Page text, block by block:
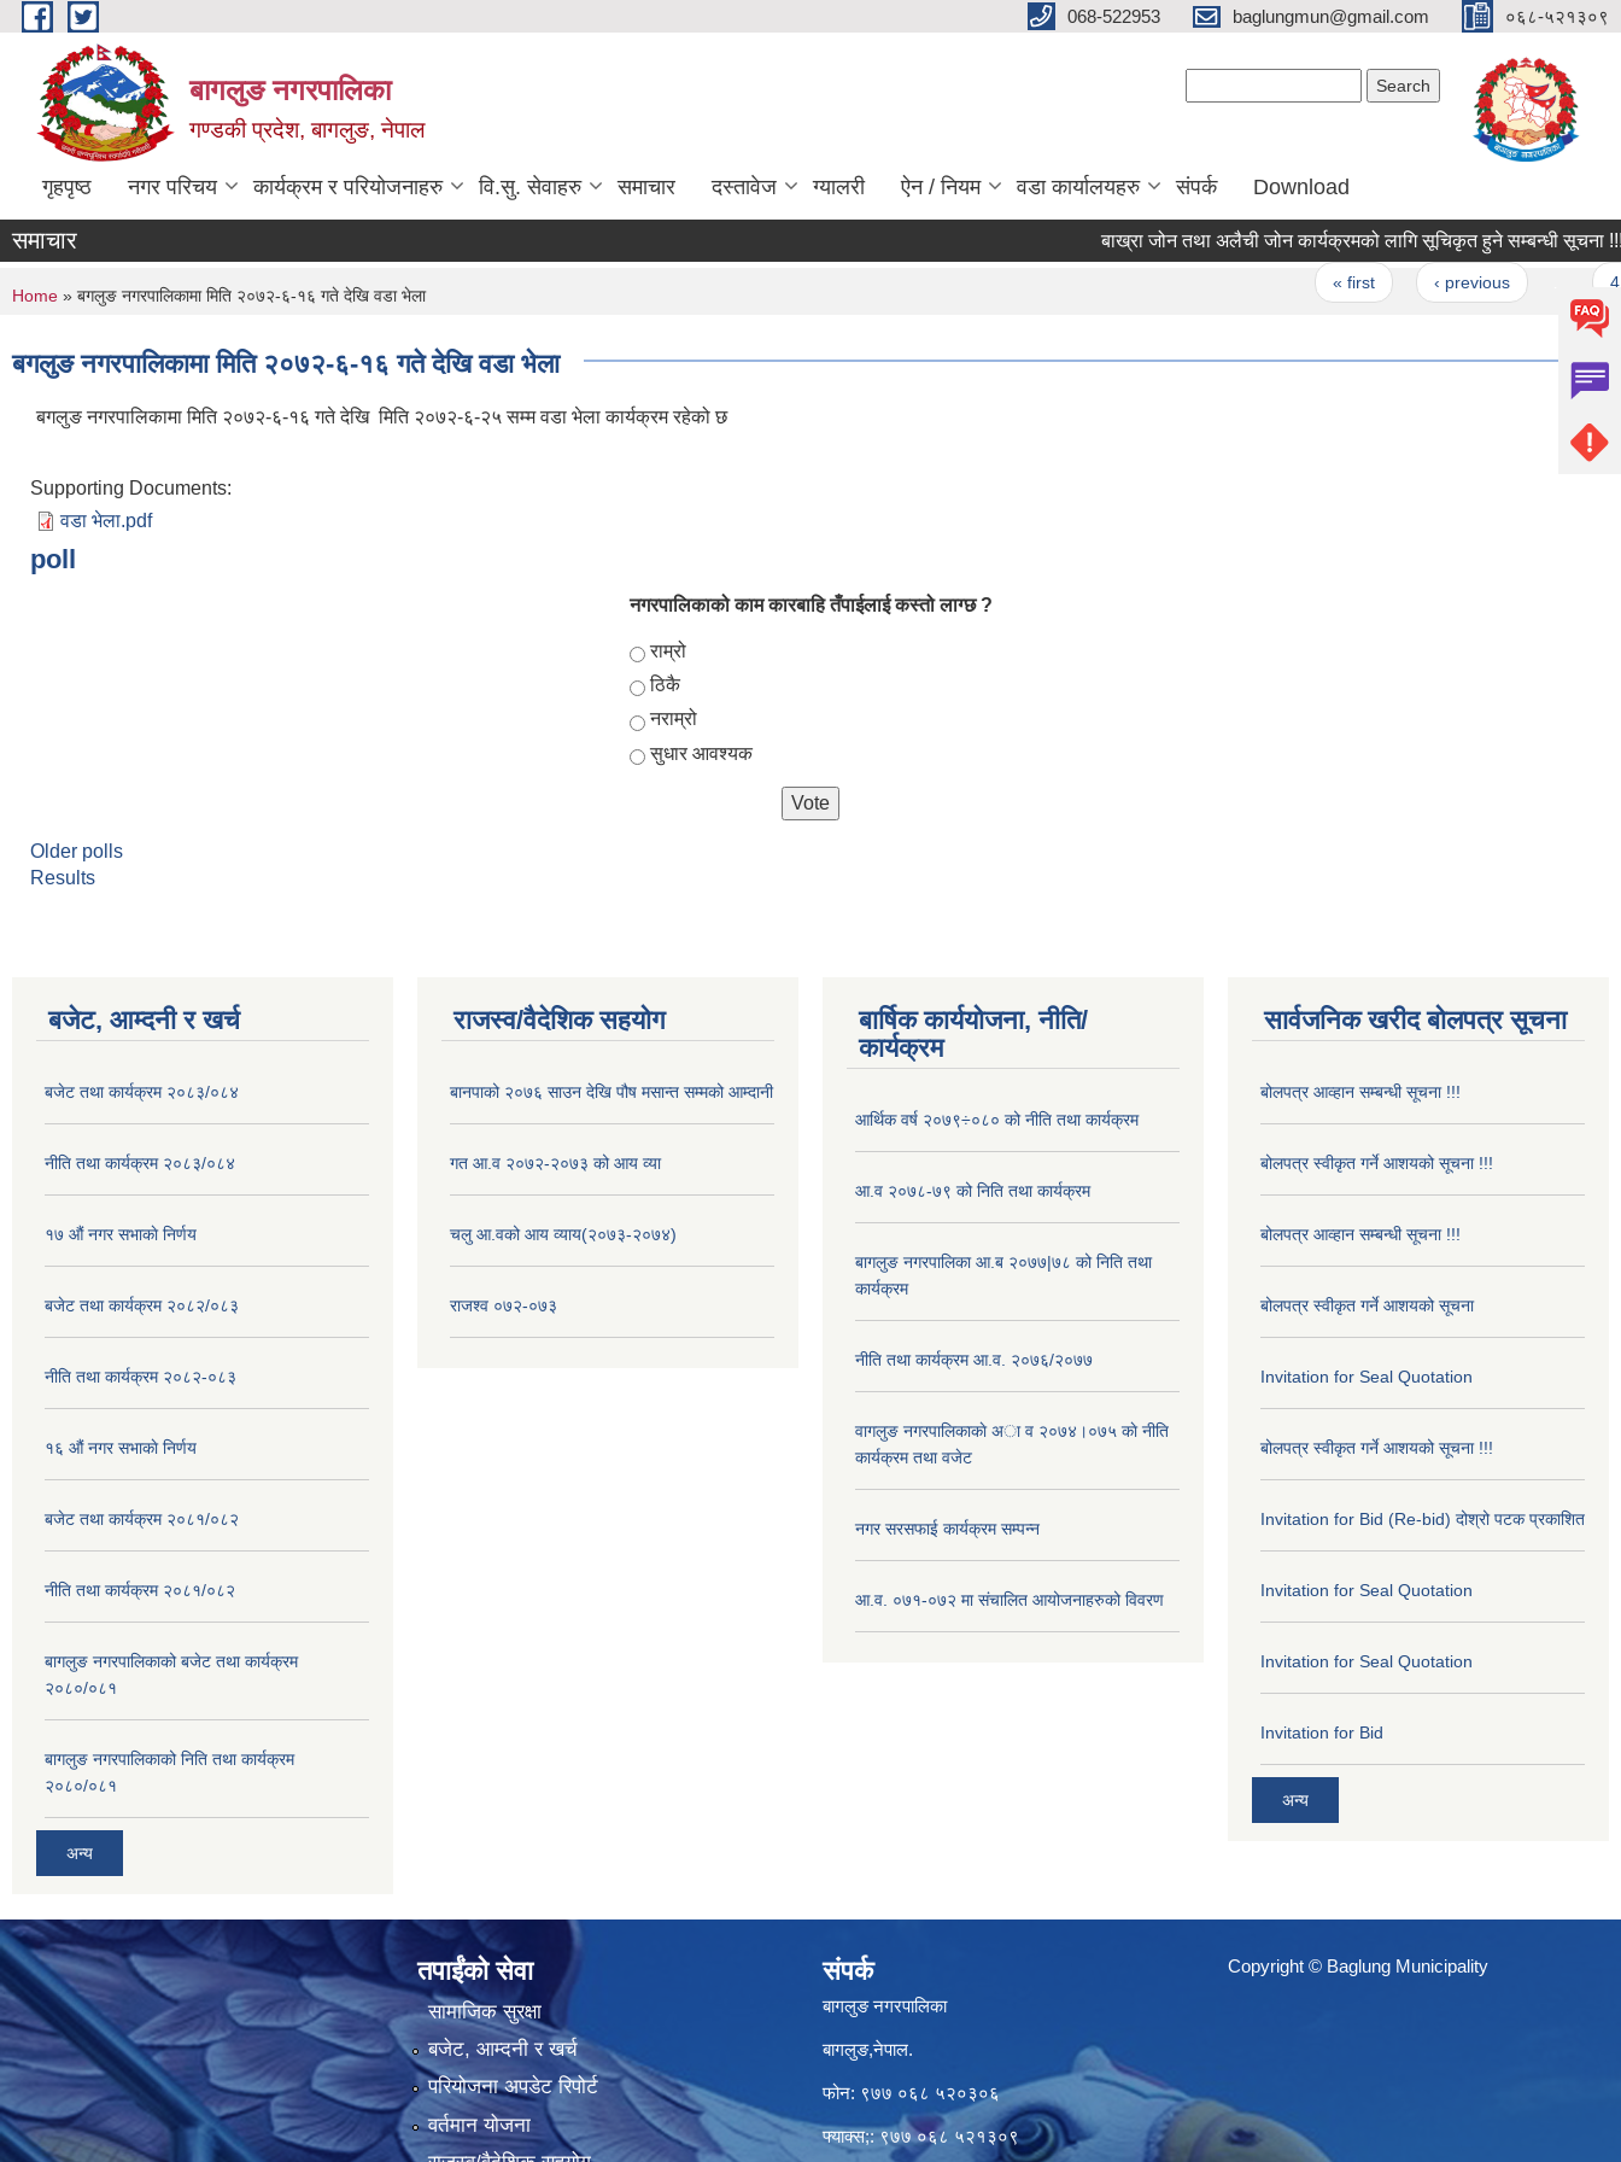
Skip to main content 068-522953 baglungmun@gmail.com ०६८-५२१३०९
बागलुङ नगरपालिका
गण्डकी प्रदेश, बागलुङ, नेपाल
गृहपृष्ठ नगर परिचय कार्यक्रम र परियोजनाहरु वि.सु. सेवाहरु समाचार दस्तावेज ग्यालरी ऐन / नियम वडा कार्यालयहरु संपर्क Download
समाचार बाख्रा जोन तथा अलैची जोन कार्यक्रमको लागि सूचिकृत हुने सम्बन्धी सूचना !!!
« first ‹ previous
You are here
Home » बगलुङ नगरपालिकामा मिति २०७२-६-१६ गते देखि वडा भेला
बगलुङ नगरपालिकामा मिति २०७२-६-१६ गते देखि वडा भेला
बगलुङ नगरपालिकामा मिति २०७२-६-१६ गते देखि मिति २०७२-६-२५ सम्म वडा भेला कार्यक्रम रहेको छ
Supporting Documents:
वडा भेला.pdf
poll
नगरपालिकाको काम कारबाहि तँपाईलाई कस्तो लाग्छ ?
Choices
राम्रो
ठिकै
नराम्रो
सुधार आवश्यक
Older polls
Results
बजेट, आम्दनी र खर्च
बजेट तथा कार्यक्रम २०८३/०८४
नीति तथा कार्यक्रम २०८३/०८४
१७ ‌‍औं नगर सभाकाे निर्णय
बजेट तथा कार्यक्रम २०८२/०८३
नीति तथा कार्यक्रम २०८२-०८३
१६ ‌औं नगर सभाकाे निर्णय
बजेट तथा कार्यक्रम २०८१/०८२
नीति तथा कार्यक्रम २०८१/०८२
बागलुङ नगरपालिकाको बजेट तथा कार्यक्रम
२०८०/०८१
बागलुङ नगरपालिकाको निति तथा कार्यक्रम
२०८०/०८१
अन्य
राजस्व/वैदेशिक सहयोग
बानपाको २०७६ साउन देखि पौष मसान्त सम्मको आम्दानी
गत आ.व २०७२-२०७३ को आय व्या
चलु आ.वको आय व्याय(२०७३-२०७४)
राजश्व ०७२-०७३
बार्षिक कार्ययोजना, नीति/
कार्यक्रम
आर्थिक वर्ष २०७९÷०८० को नीति तथा कार्यक्रम
आ.व २०७८-७९ को निति तथा कार्यक्रम
बागलुङ नगरपालिका आ.ब २०७७|७८ को निति तथा
कार्यक्रम
नीति तथा कार्यक्रम आ.व. २०७६/२०७७
वागलुङ नगरपालिकाकाे अा‍ व २०७४।०७५ काे नीति
कार्यक्रम तथा वजेट
नगर सरसफाई कार्यक्रम सम्पन्न
आ.व. ०७१-०७२ मा संचालित आयोजनाहरुको विवरण
सार्वजनिक खरीद बोलपत्र सूचना
बोलपत्र आव्हान सम्बन्धी सूचना !!!
बोलपत्र स्वीकृत गर्ने आशयको सूचना !!!
बोलपत्र आव्हान सम्बन्धी सूचना !!!
बोलपत्र स्वीकृत गर्ने आशयको सूचना
Invitation for Seal Quotation
बोलपत्र स्वीकृत गर्ने आशयको सूचना !!!
Invitation for Bid (Re-bid) दोश्रो पटक प्रकाशित
Invitation for Seal Quotation
Invitation for Seal Quotation
Invitation for Bid
अन्य
तपाईंको सेवा
सामाजिक सुरक्षा
बजेट, आम्दनी र खर्च
परियोजना अपडेट रिपोर्ट
वर्तमान योजना
संपर्क
बागलुङ नगरपालिका
बागलुङ,नेपाल.
फोन: ९७७ ०६८ ५२०३०६
फ्याक्स;: ९७७ ०६८ ५२१३०९
Copyright © Baglung Municipality